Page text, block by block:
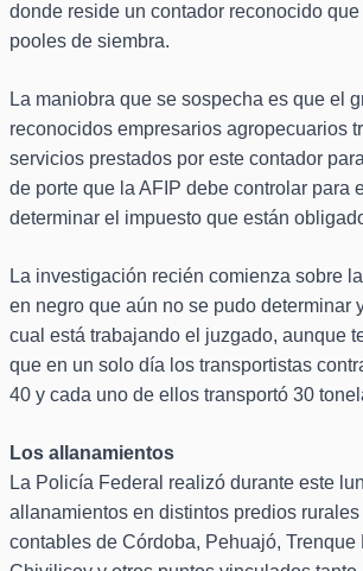
donde reside un contador reconocido
pooles de siembra.
La maniobra que se sospecha es que el
reconocidos empresarios agropecuarios
servicios prestados por este contador
de porte que la AFIP debe controlar para
determinar el impuesto que están
La investigación recién comienza sobre
en negro que aún no se pudo determinar
cual está trabajando el juzgado, aunque
que en un solo día los transportistas
40 y cada uno de ellos transportó 30
Los allanamientos
La Policía Federal realizó durante este
allanamientos en distintos predios
contables de Córdoba, Pehuajó, Trenque